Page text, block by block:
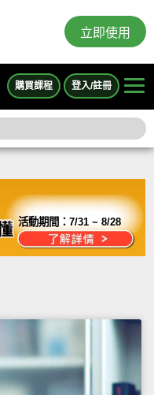
立即使用
購買課程 登入/註冊
活動期間：7/31 ~ 8/28